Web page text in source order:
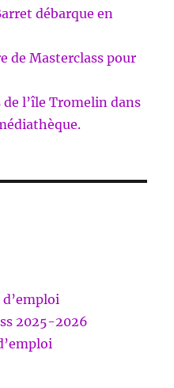
débarque en
de Masterclass pour
l’île Tromelin dans
d’emploi
2025-2026